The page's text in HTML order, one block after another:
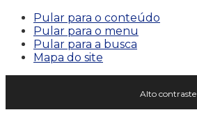
Pular para o conteúdo
Pular para o menu
Pular para a busca
Mapa do site
Alto contraste